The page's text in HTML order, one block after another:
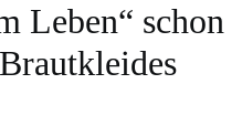
Leben“ schon